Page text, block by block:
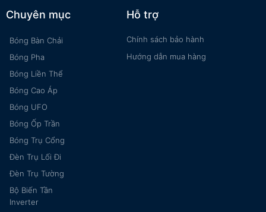
Chuyên mục
Bóng Bàn Chải
Bóng Pha
Bóng Liền Thể
Bóng Cao Áp
Bóng UFO
Bóng Ốp Trần
Bóng Trụ Cổng
Đèn Trụ Lối Đi
Đèn Trụ Tường
Bộ Biến Tần
Inverter
Hỗ trợ
Chính sách bảo hành
Hướng dẫn mua hàng